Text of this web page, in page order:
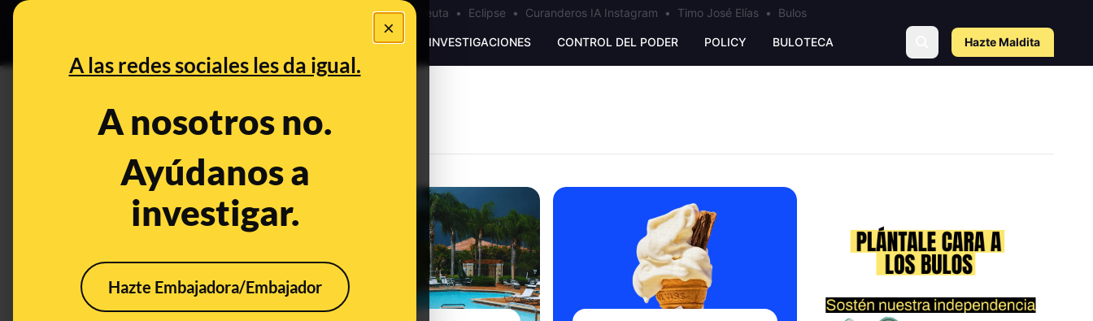
×
A las redes sociales les da igual.
A nosotros no.
Ayúdanos a
investigar.
Hazte Embajadora/Embajador
•Bulos Ceuta • Eclipse • Curanderos IA Instagram • Timo José Elías• Bulos
PREBUNKING INVESTIGACIONES CONTROL DEL PODER POLICY BULOTECA Hazte Maldita